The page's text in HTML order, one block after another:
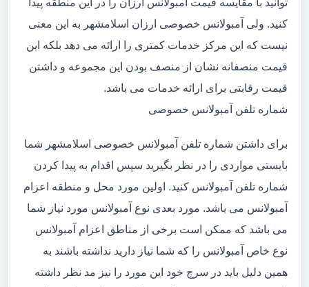
توانید با مقایسه قیمت آمبولانس ارزان را در این منطقه پیدا
کنید. ولی آمبولانس خصوصی ارزان اسلامشهر به این معنی
نیست که این مرکز خدمات کمتری را ارائه می دهد بلکه این
قیمت منصفانه نشان از منصف بودن این مجموعه و داشتن
قیمت رقابتی برای ارائه خدمات می باشد.
شماره تلفن آمبولانس خصوصی
برای داشتن شماره تلفن آمبولانس خصوصی اسلامشهر شما
بایستی مواردی را در نظر بگیرید سپس اقدام به پیدا کردن
شماره تلفن آمبولانس کنید. اولین مورد محل و منطقه اعزام
آمبولانس می باشد. مورد بعدی نوع آمبولانس مورد نیاز شما
می باشد که ممکن است برخی از مناطق اعزام آمبولانس
نوع خاص آمبولانس را که شما نیاز دارید نداشته باشند به
همین دلیل باید در سرچ خود این مورد را نیز مد نظر داشته